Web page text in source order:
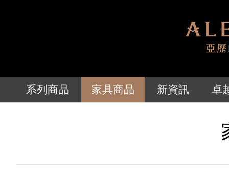
系列商品 家具商品 新資訊 卓